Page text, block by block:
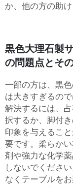
か、他の方の助
黒色大理石製
の問題点とそ
一部の方は、黒
は大きすぎるの
解決するには、
択するか、脚付
印象を与えるこ
要です。柔らか
剤や強力な化学
しないでくださ
なくテーブルを